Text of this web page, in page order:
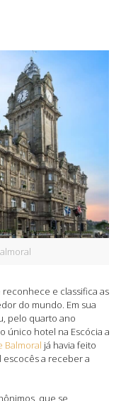
reconhece e classifica as
do mundo. Em sua
pelo quarto ano
único hotel na Escócia a
Balmoral já havia feito
a receber a
que se